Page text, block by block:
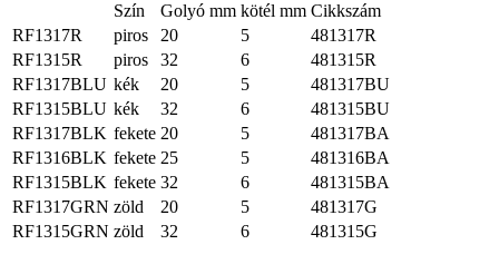
Szín Golyó mm kötél mm Cikkszám
RF1317R
piros 20 5
481317R
RF1315R
piros 32 6
481315R
RF1317BLU kék 20 5
481317BU
RF1315BLU kék 32 6
481315BU
RF1317BLK fekete 20 5
481317BA
RF1316BLK fekete 25 5
481316BA
RF1315BLK fekete 32 6
481315BA
RF1317GRN zöld 20 5
481317G
RF1315GRN zöld 32 6 481315G